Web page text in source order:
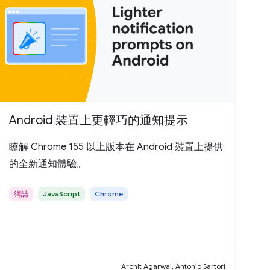
Android 裝置上更輕巧的通知提示
瞭解 Chrome 155 以上版本在 Android 裝置上提供
的全新通知體驗。
網誌 JavaScript Chrome
Archit Agarwal, Antonio Sartori